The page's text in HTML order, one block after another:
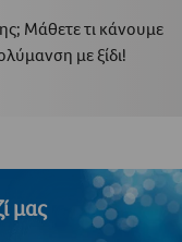
Μάθετε τι κάνουμε
με ξίδι!
μας